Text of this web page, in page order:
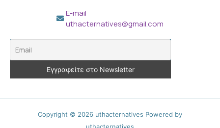
E-mail
uthacternatives@gmail.com
Copyright © 2026 uthacternatives Powered by
uthacternatives